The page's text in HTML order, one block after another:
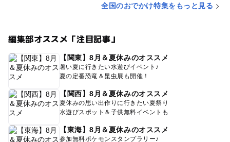
全国のおでかけ特集をもっと見る
編集部オススメ「注目記事」
【関東】8月＆夏休みのオススメ
暑い夏に行きたい水遊びイベント♪
夏の定番恐竜＆昆虫展も開催！
【関西】8月＆夏休みのオススメ
夏休みの思い出作りに行きたい夏祭り
水遊びスポット＆子供無料イベントも
【東海】8月＆夏休みのオススメ
参加無料ポケモンスタンプラリー♪